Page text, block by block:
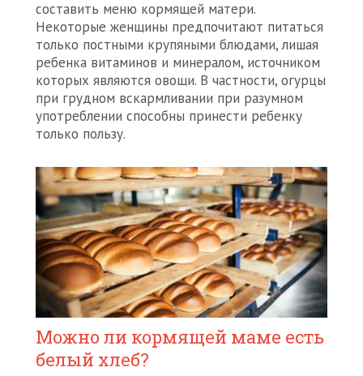
составить меню кормящей матери.
Некоторые женщины предпочитают питаться
только постными крупяными блюдами, лишая
ребенка витаминов и минералом, источником
которых являются овощи. В частности, огурцы
при грудном вскармливании при разумном
употреблении способны принести ребенку
только пользу.
Можно ли кормящей маме есть
белый хлеб?